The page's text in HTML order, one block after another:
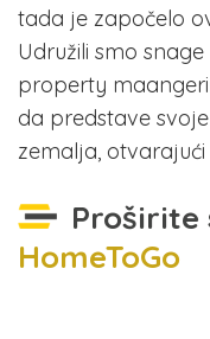
tada je započelo
Udružili smo
property
da predstave
zemalja,
Proširite
HomeToGo